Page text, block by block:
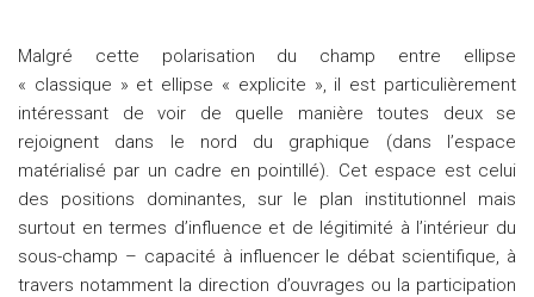
Malgré cette polarisation du champ entre ellipse
« classique » et ellipse « explicite », il est particulièrement
intéressant de voir de quelle manière toutes deux se
rejoignent dans le nord du graphique (dans l’espace
matérialisé par un cadre en pointillé). Cet espace est celui
des positions dominantes, sur le plan institutionnel mais
surtout en termes d’influence et de légitimité à l’intérieur du
sous-champ – capacité à influencer le débat scientifique, à
travers notamment la direction d’ouvrages ou la participation